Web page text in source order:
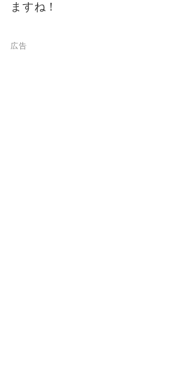
ますね！
広告